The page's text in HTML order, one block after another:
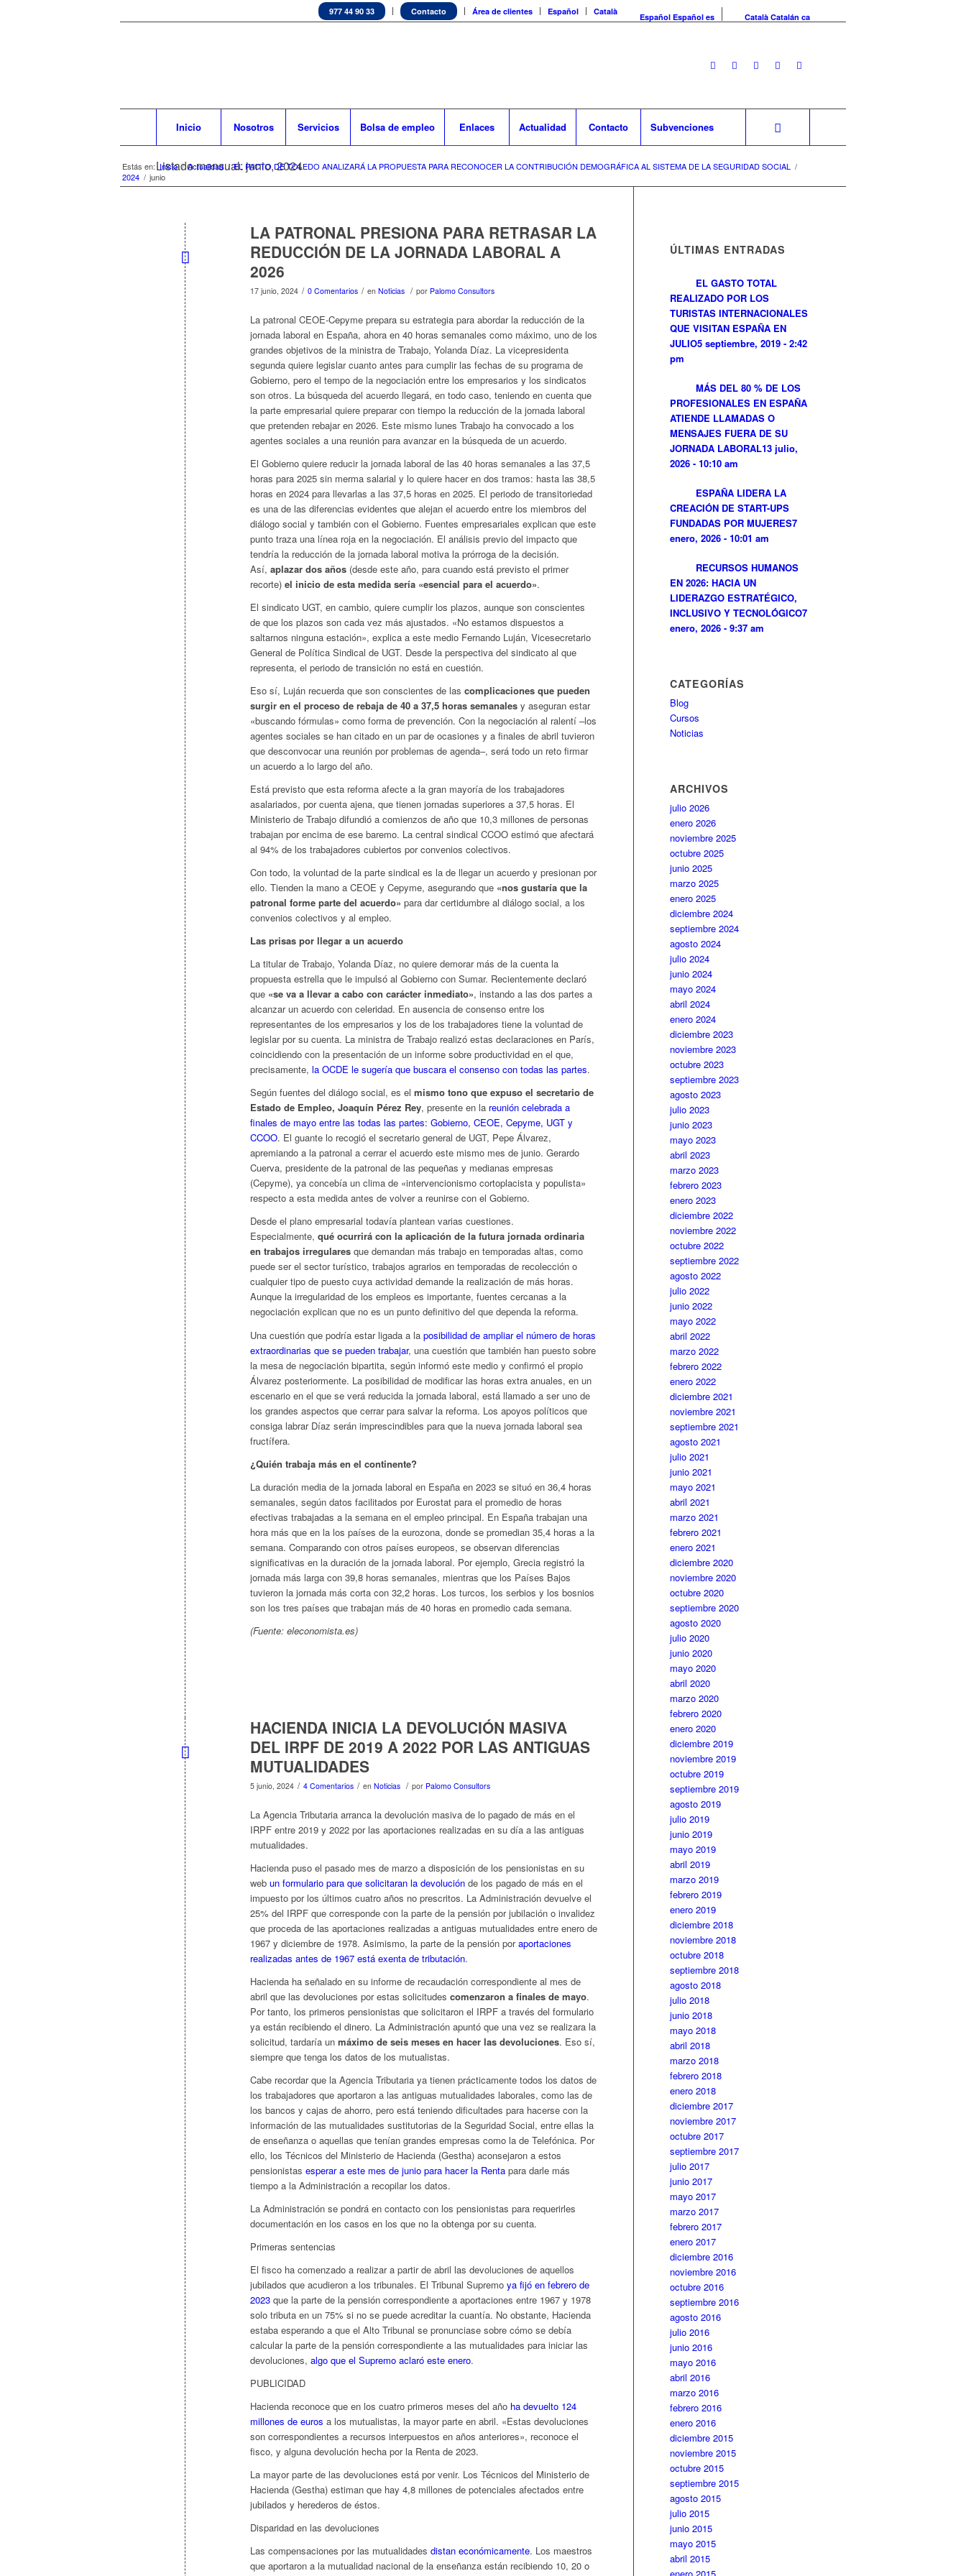
977 44 90 33 Contacto Área de clientes Español Català
Español Español es Català Catalán ca
Inicio Nosotros Servicios Bolsa de empleo Enlaces Actualidad Contacto Subvenciones
Listado mensual: junio, 2024
Estás en: Inicio / Actualidad / EL PACTO DE TOLEDO ANALIZARÁ LA PROPUESTA PARA RECONOCER LA CONTRIBUCIÓN DEMOGRÁFICA AL SISTEMA DE LA SEGURIDAD SOCIAL
/
2024 / junio
LA PATRONAL PRESIONA PARA RETRASAR LA
REDUCCIÓN DE LA JORNADA LABORAL A
2026
17 junio, 2024 / 0 Comentarios / en Noticias / por Palomo Consultors
La patronal CEOE-Cepyme prepara su estrategia para abordar la reducción de la
jornada laboral en España, ahora en 40 horas semanales como máximo, uno de los
grandes objetivos de la ministra de Trabajo, Yolanda Díaz. La vicepresidenta
segunda quiere legislar cuanto antes para cumplir las fechas de su programa de
Gobierno, pero el tempo de la negociación entre los empresarios y los sindicatos
son otros. La búsqueda del acuerdo llegará, en todo caso, teniendo en cuenta que
la parte empresarial quiere preparar con tiempo la reducción de la jornada laboral
que pretenden rebajar en 2026. Este mismo lunes Trabajo ha convocado a los
agentes sociales a una reunión para avanzar en la búsqueda de un acuerdo.
El Gobierno quiere reducir la jornada laboral de las 40 horas semanales a las 37,5
horas para 2025 sin merma salarial y lo quiere hacer en dos tramos: hasta las 38,5
horas en 2024 para llevarlas a las 37,5 horas en 2025. El periodo de transitoriedad
es una de las diferencias evidentes que alejan el acuerdo entre los miembros del
diálogo social y también con el Gobierno. Fuentes empresariales explican que este
punto traza una línea roja en la negociación. El análisis previo del impacto que
tendría la reducción de la jornada laboral motiva la prórroga de la decisión.
Así, aplazar dos años (desde este año, para cuando está previsto el primer
recorte) el inicio de esta medida sería «esencial para el acuerdo».
El sindicato UGT, en cambio, quiere cumplir los plazos, aunque son conscientes
de que los plazos son cada vez más ajustados. «No estamos dispuestos a
saltarnos ninguna estación», explica a este medio Fernando Luján, Vicesecretario
General de Política Sindical de UGT. Desde la perspectiva del sindicato al que
representa, el periodo de transición no está en cuestión.
Eso sí, Luján recuerda que son conscientes de las complicaciones que pueden
surgir en el proceso de rebaja de 40 a 37,5 horas semanales y aseguran estar
«buscando fórmulas» como forma de prevención. Con la negociación al ralentí –los
agentes sociales se han citado en un par de ocasiones y a finales de abril tuvieron
que desconvocar una reunión por problemas de agenda–, será todo un reto firmar
un acuerdo a lo largo del año.
Está previsto que esta reforma afecte a la gran mayoría de los trabajadores
asalariados, por cuenta ajena, que tienen jornadas superiores a 37,5 horas. El
Ministerio de Trabajo difundió a comienzos de año que 10,3 millones de personas
trabajan por encima de ese baremo. La central sindical CCOO estimó que afectará
al 94% de los trabajadores cubiertos por convenios colectivos.
Con todo, la voluntad de la parte sindical es la de llegar un acuerdo y presionan por
ello. Tienden la mano a CEOE y Cepyme, asegurando que «nos gustaría que la
patronal forme parte del acuerdo» para dar certidumbre al diálogo social, a los
convenios colectivos y al empleo.
Las prisas por llegar a un acuerdo
La titular de Trabajo, Yolanda Díaz, no quiere demorar más de la cuenta la
propuesta estrella que le impulsó al Gobierno con Sumar. Recientemente declaró
que «se va a llevar a cabo con carácter inmediato», instando a las dos partes a
alcanzar un acuerdo con celeridad. En ausencia de consenso entre los
representantes de los empresarios y los de los trabajadores tiene la voluntad de
legislar por su cuenta. La ministra de Trabajo realizó estas declaraciones en París,
coincidiendo con la presentación de un informe sobre productividad en el que,
precisamente, la OCDE le sugería que buscara el consenso con todas las partes.
Según fuentes del diálogo social, es el mismo tono que expuso el secretario de
Estado de Empleo, Joaquín Pérez Rey, presente en la reunión celebrada a
finales de mayo entre las todas las partes: Gobierno, CEOE, Cepyme, UGT y
CCOO. El guante lo recogió el secretario general de UGT, Pepe Álvarez,
apremiando a la patronal a cerrar el acuerdo este mismo mes de junio. Gerardo
Cuerva, presidente de la patronal de las pequeñas y medianas empresas
(Cepyme), ya concebía un clima de «intervencionismo cortoplacista y populista»
respecto a esta medida antes de volver a reunirse con el Gobierno.
Desde el plano empresarial todavía plantean varias cuestiones.
Especialmente, qué ocurrirá con la aplicación de la futura jornada ordinaria
en trabajos irregulares que demandan más trabajo en temporadas altas, como
puede ser el sector turístico, trabajos agrarios en temporadas de recolección o
cualquier tipo de puesto cuya actividad demande la realización de más horas.
Aunque la irregularidad de los empleos es importante, fuentes cercanas a la
negociación explican que no es un punto definitivo del que dependa la reforma.
Una cuestión que podría estar ligada a la posibilidad de ampliar el número de horas
extraordinarias que se pueden trabajar, una cuestión que también han puesto sobre
la mesa de negociación bipartita, según informó este medio y confirmó el propio
Álvarez posteriormente. La posibilidad de modificar las horas extra anuales, en un
escenario en el que se verá reducida la jornada laboral, está llamado a ser uno de
los grandes aspectos que cerrar para salvar la reforma. Los apoyos políticos que
consiga labrar Díaz serán imprescindibles para que la nueva jornada laboral sea
fructífera.
¿Quién trabaja más en el continente?
La duración media de la jornada laboral en España en 2023 se situó en 36,4 horas
semanales, según datos facilitados por Eurostat para el promedio de horas
efectivas trabajadas a la semana en el empleo principal. En España trabajan una
hora más que en la los países de la eurozona, donde se promedian 35,4 horas a la
semana. Comparando con otros países europeos, se observan diferencias
significativas en la duración de la jornada laboral. Por ejemplo, Grecia registró la
jornada más larga con 39,8 horas semanales, mientras que los Países Bajos
tuvieron la jornada más corta con 32,2 horas. Los turcos, los serbios y los bosnios
son los tres países que trabajan más de 40 horas en promedio cada semana.
(Fuente: eleconomista.es)
HACIENDA INICIA LA DEVOLUCIÓN MASIVA
DEL IRPF DE 2019 A 2022 POR LAS ANTIGUAS
MUTUALIDADES
5 junio, 2024 / 4 Comentarios / en Noticias / por Palomo Consultors
La Agencia Tributaria arranca la devolución masiva de lo pagado de más en el
IRPF entre 2019 y 2022 por las aportaciones realizadas en su día a las antiguas
mutualidades.
Hacienda puso el pasado mes de marzo a disposición de los pensionistas en su
web un formulario para que solicitaran la devolución de los pagado de más en el
impuesto por los últimos cuatro años no prescritos. La Administración devuelve el
25% del IRPF que corresponde con la parte de la pensión por jubilación o invalidez
que proceda de las aportaciones realizadas a antiguas mutualidades entre enero de
1967 y diciembre de 1978. Asimismo, la parte de la pensión poraportaciones
realizadas antes de 1967 está exenta de tributación.
Hacienda ha señalado en su informe de recaudación correspondiente al mes de
abril que las devoluciones por estas solicitudes comenzaron a finales de mayo.
Por tanto, los primeros pensionistas que solicitaron el IRPF a través del formulario
ya están recibiendo el dinero. La Administración apuntó que una vez se realizara la
solicitud, tardaría un máximo de seis meses en hacer las devoluciones. Eso sí,
siempre que tenga los datos de los mutualistas.
Cabe recordar que la Agencia Tributaria ya tienen prácticamente todos los datos de
los trabajadores que aportaron a las antiguas mutualidades laborales, como las de
los bancos y cajas de ahorro, pero está teniendo dificultades para hacerse con la
información de las mutualidades sustitutorias de la Seguridad Social, entre ellas la
de enseñanza o aquellas que tenían grandes empresas como la de Telefónica. Por
ello, los Técnicos del Ministerio de Hacienda (Gestha) aconsejaron a estos
pensionistas esperar a este mes de junio para hacer la Renta para darle más
tiempo a la Administración a recopilar los datos.
La Administración se pondrá en contacto con los pensionistas para requerirles
documentación en los casos en los que no la obtenga por su cuenta.
Primeras sentencias
El fisco ha comenzado a realizar a partir de abril las devoluciones de aquellos
jubilados que acudieron a los tribunales. El Tribunal Supremo ya fijó en febrero de
2023 que la parte de la pensión correspondiente a aportaciones entre 1967 y 1978
solo tributa en un 75% si no se puede acreditar la cuantía. No obstante, Hacienda
estaba esperando a que el Alto Tribunal se pronunciase sobre cómo se debía
calcular la parte de la pensión correspondiente a las mutualidades para iniciar las
devoluciones, algo que el Supremo aclaró este enero.
PUBLICIDAD
Hacienda reconoce que en los cuatro primeros meses del año ha devuelto 124
millones de euros a los mutualistas, la mayor parte en abril. «Estas devoluciones
son correspondientes a recursos interpuestos en años anteriores», reconoce el
fisco, y alguna devolución hecha por la Renta de 2023.
La mayor parte de las devoluciones está por venir. Los Técnicos del Ministerio de
Hacienda (Gestha) estiman que hay 4,8 millones de potenciales afectados entre
jubilados y herederos de éstos.
Disparidad en las devoluciones
Las compensaciones por las mutualidades distan económicamente. Los maestros
que aportaron a la mutualidad nacional de la enseñanza están recibiendo 10, 20 o
ÚLTIMAS ENTRADAS
EL GASTO TOTAL
REALIZADO POR LOS
TURISTAS INTERNACIONALES
QUE VISITAN ESPAÑA EN
JULIO5 septiembre, 2019 - 2:42
pm
MÁS DEL 80 % DE LOS
PROFESIONALES EN ESPAÑA
ATIENDE LLAMADAS O
MENSAJES FUERA DE SU
JORNADA LABORAL13 julio,
2026 - 10:10 am
ESPAÑA LIDERA LA
CREACIÓN DE START-UPS
FUNDADAS POR MUJERES7
enero, 2026 - 10:01 am
RECURSOS HUMANOS
EN 2026: HACIA UN
LIDERAZGO ESTRATÉGICO,
INCLUSIVO Y TECNOLÓGICO7
enero, 2026 - 9:37 am
CATEGORÍAS
Blog
Cursos
Noticias
ARCHIVOS
julio 2026
enero 2026
noviembre 2025
octubre 2025
junio 2025
marzo 2025
enero 2025
diciembre 2024
septiembre 2024
agosto 2024
julio 2024
junio 2024
mayo 2024
abril 2024
enero 2024
diciembre 2023
noviembre 2023
octubre 2023
septiembre 2023
agosto 2023
julio 2023
junio 2023
mayo 2023
abril 2023
marzo 2023
febrero 2023
enero 2023
diciembre 2022
noviembre 2022
octubre 2022
septiembre 2022
agosto 2022
julio 2022
junio 2022
mayo 2022
abril 2022
marzo 2022
febrero 2022
enero 2022
diciembre 2021
noviembre 2021
septiembre 2021
agosto 2021
julio 2021
junio 2021
mayo 2021
abril 2021
marzo 2021
febrero 2021
enero 2021
diciembre 2020
noviembre 2020
octubre 2020
septiembre 2020
agosto 2020
julio 2020
junio 2020
mayo 2020
abril 2020
marzo 2020
febrero 2020
enero 2020
diciembre 2019
noviembre 2019
octubre 2019
septiembre 2019
agosto 2019
julio 2019
junio 2019
mayo 2019
abril 2019
marzo 2019
febrero 2019
enero 2019
diciembre 2018
noviembre 2018
octubre 2018
septiembre 2018
agosto 2018
julio 2018
junio 2018
mayo 2018
abril 2018
marzo 2018
febrero 2018
enero 2018
diciembre 2017
noviembre 2017
octubre 2017
septiembre 2017
julio 2017
junio 2017
mayo 2017
marzo 2017
febrero 2017
enero 2017
diciembre 2016
noviembre 2016
octubre 2016
septiembre 2016
agosto 2016
julio 2016
junio 2016
mayo 2016
abril 2016
marzo 2016
febrero 2016
enero 2016
diciembre 2015
noviembre 2015
octubre 2015
septiembre 2015
agosto 2015
julio 2015
junio 2015
mayo 2015
abril 2015